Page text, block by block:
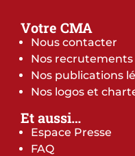
Votre CMA
Nous contacter
Nos recrutements
Nos publications
Nos logos et
Et aussi…
Espace Presse
FAQ